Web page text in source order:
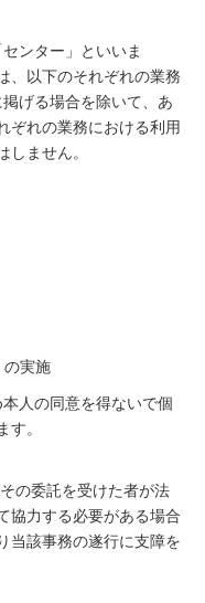
ンター」といいま
、以下のそれぞれの業務
げる場合を除いて、あ
ぞれの業務における利用
しません。
の実施
人の同意を得ないで個
す。
の委託を受けた者が法
協力する必要がある場合
当該事務の遂行に支障を